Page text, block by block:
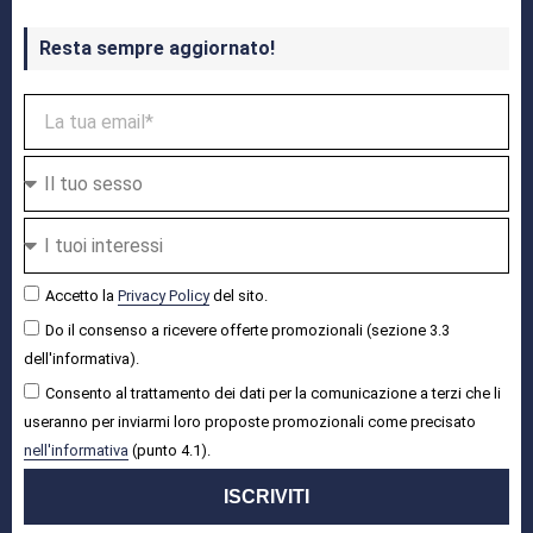
Resta sempre aggiornato!
Accetto la Privacy Policydel sito.
Do il consenso a ricevere offerte promozionali (sezione 3.3
dell'informativa).
Consento al trattamento dei dati per la comunicazione a terzi che li
useranno per inviarmi loro proposte promozionali come precisato
nell'informativa (punto 4.1).
ISCRIVITI